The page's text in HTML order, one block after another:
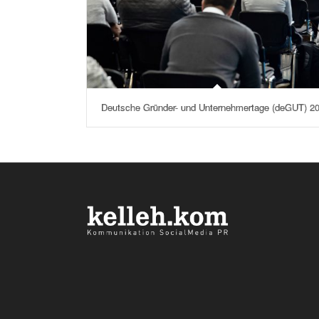
Deutsche Gründer- und Unternehmertage (deGUT)